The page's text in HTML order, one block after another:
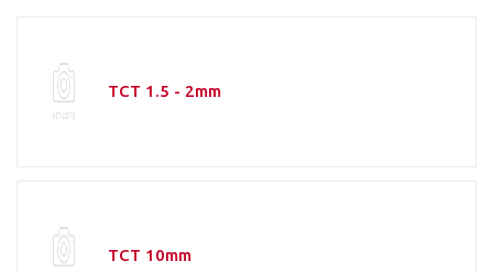
TCT 1.5 - 2mm
TCT 10mm